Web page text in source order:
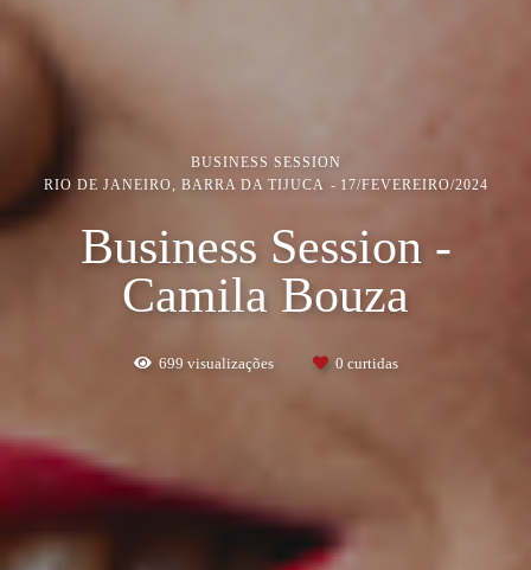
BUSINESS SESSION
RIO DE JANEIRO, BARRA DA TIJUCA
17/FEVEREIRO/2024
Business Session -
Camila Bouza
699 visualizações 0 curtidas